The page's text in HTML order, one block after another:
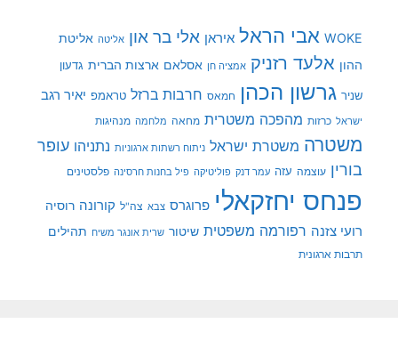
WOKE אבי הראל איראן אלי בר און אליטה אליטת
ההון אלעד רזניק אמציה חן אסלאם ארצות הברית גדעון
שניר גרשון הכהן חמאס חרבות ברזל טראמפ יאיר רגב
ישראל כרזות מהפכה משטרית מחאה מלחמה מנהיגות
משטרה משטרת ישראל ניתוח רשתות ארגוניות נתניהו עופר
בורין עוצמה עזה עמר דנק פוליטיקה פיל בחנות חרסינה פלסטינים
פנחס יחזקאלי פרוגרס צבא צה"ל קורונה רוסיה
רועי צזנה רפורמה משפטית שיטור שרית אונגר משיח תהילים
תרבות ארגונית